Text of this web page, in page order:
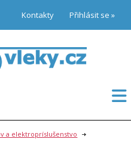
a elektropríslušenstvo
Přihlásit se »
Kontakty